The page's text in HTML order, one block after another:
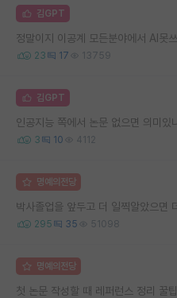
김GPT
정말이지 이공계 모든분야에서 AI못
23 17 13759
김GPT
인공지능 쪽에서 논문 없으면 의미있
3 10 4112
명예의전당
박사졸업을 앞두고 더 일찍알았으면
295 35 51098
명예의전당
첫 논문 작성할 때 레퍼런스 정리 꿀